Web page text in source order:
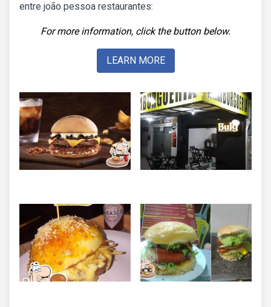
entre joão pessoa restaurantes:
For more information, click the button below.
LEARN MORE